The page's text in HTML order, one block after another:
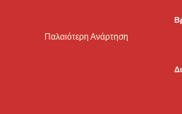
Παλαιότερη Ανάρτηση